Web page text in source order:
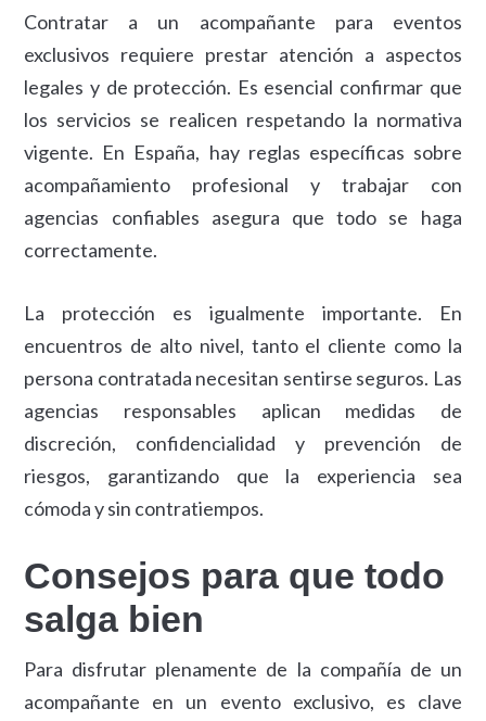
Contratar a un acompañante para eventos
exclusivos requiere prestar atención a aspectos
legales y de protección. Es esencial confirmar que
los servicios se realicen respetando la normativa
vigente. En España, hay reglas específicas sobre
acompañamiento profesional y trabajar con
agencias confiables asegura que todo se haga
correctamente.
La protección es igualmente importante. En
encuentros de alto nivel, tanto el cliente como la
persona contratada necesitan sentirse seguros. Las
agencias responsables aplican medidas de
discreción, confidencialidad y prevención de
riesgos, garantizando que la experiencia sea
cómoda y sin contratiempos.
Consejos para que todo
salga bien
Para disfrutar plenamente de la compañía de un
acompañante en un evento exclusivo, es clave